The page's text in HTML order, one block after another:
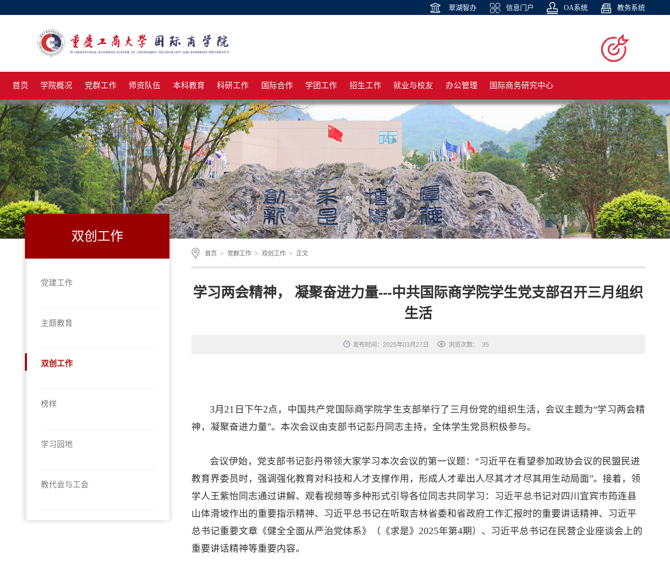
翠湖智办 信息门户 OA系统 教务系统
首页 学院概况 党群工作 师资队伍 本科教育 科研工作 国际合作 学团工作 招生工作 就业与校友 办公管理 国际商务研究中心
双创工作
党建工作
主题教育
双创工作
榜样
学习园地
教代会与工会
首页 > 党群工作 > 双创工作 > 正文
学习两会精神， 凝聚奋进力量---中共国际商学院学生党支部召开三月组织
生活
发布时间：2025年03月27日 浏览次数： 35
3月21日下午2点 ，中国共产党国际商学院学生支部举行了三月份党的组织生活，会议主题为“学习两会精
神，凝聚奋进力量”。本次会议由支部书记彭丹同志主持，全体学生党员积极参与。
会议伊始，党支部书记彭丹带领大家学习本次会议的第一议题： “习近平在看望参加政协会议的民盟民进
教育界委员时， 强调强化教育对科技和人才支撑作用 ， 形成人才辈出人尽其才才尽其用生动局面”。 接着， 领
学人王紫怡同志通过讲解、观看视频等多种形式引导各位同志共同学习：习近平总书记对四川宜宾市筠连县
山体滑坡作出的重要指示精神、习近平总书记在听取吉林省委和省政府工作汇报时的重要讲话精神、习近平
总书记重要文章《健全全面从严治党体系》（《求是》2025年第4期）、习近平总书记在民营企业座谈会上的
重要讲话精神等重要内容。